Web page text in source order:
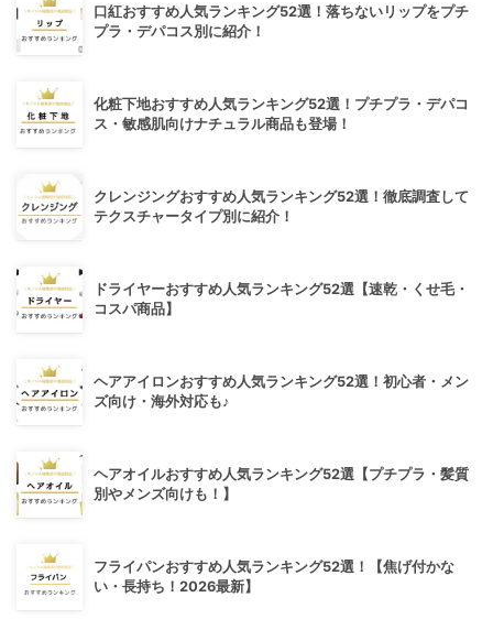
口紅おすすめ人気ランキング52選！落ちないリップをプチ
プラ・デパコス別に紹介！
化粧下地おすすめ人気ランキング52選！プチプラ・デパコ
ス・敏感肌向けナチュラル商品も登場！
クレンジングおすすめ人気ランキング52選！徹底調査して
テクスチャータイプ別に紹介！
ドライヤーおすすめ人気ランキング52選【速乾・くせ毛・
コスパ商品】
ヘアアイロンおすすめ人気ランキング52選！初心者・メン
ズ向け・海外対応も♪
ヘアオイルおすすめ人気ランキング52選【プチプラ・髪質
別やメンズ向けも！】
フライパンおすすめ人気ランキング52選！【焦げ付かな
い・長持ち！2026最新】